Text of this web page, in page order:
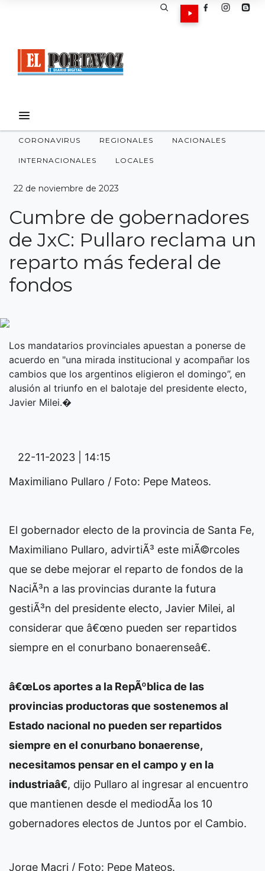
CORONAVIRUS REGIONALES NACIONALES
INTERNACIONALES LOCALES
22 de noviembre de 2023
Cumbre de gobernadores
de JxC: Pullaro reclama un
reparto más federal de
fondos
Los mandatarios provinciales apuestan a ponerse de
acuerdo en "una mirada institucional y acompañar los
cambios que los argentinos eligieron el domingo”, en
alusión al triunfo en el balotaje del presidente electo,
Javier Milei.�
22-11-2023 | 14:15
Maximiliano Pullaro / Foto: Pepe Mateos.
El gobernador electo de la provincia de Santa Fe,
Maximiliano Pullaro, advirtiÃ³ este miÃ©rcoles
que se debe mejorar el reparto de fondos de la
NaciÃ³n a las provincias durante la futura
gestiÃ³n del presidente electo, Javier Milei, al
considerar que â€œno pueden ser repartidos
siempre en el conurbano bonaerenseâ€.
â€œLos aportes a la RepÃºblica de las
provincias productoras que sostenemos al
Estado nacional no pueden ser repartidos
siempre en el conurbano bonaerense,
necesitamos pensar en el campo y en la
industriaâ€, dijo Pullaro al ingresar al encuentro
que mantienen desde el mediodÃ­a los 10
gobernadores electos de Juntos por el Cambio.
Jorge Macri / Foto: Pepe Mateos.